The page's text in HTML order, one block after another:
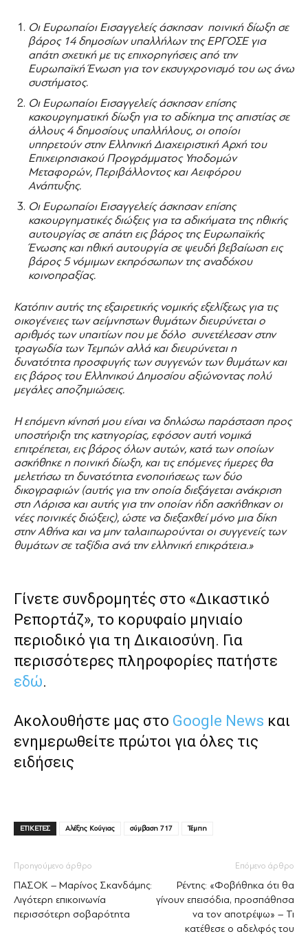
Οι Ευρωπαίοι Εισαγγελείς άσκησαν ποινική δίωξη σε
βάρος 14 δημοσίων υπαλλήλων της ΕΡΓΟΣΕ για
απάτη σχετική με τις επιχορηγήσεις από την
Ευρωπαϊκή Ένωση για τον εκσυγχρονισμό του ως άνω
συστήματος.
Οι Ευρωπαίοι Εισαγγελείς άσκησαν επίσης
κακουργηματική δίωξη για το αδίκημα της απιστίας σε
άλλους 4 δημοσίους υπαλλήλους, οι οποίοι
υπηρετούν στην Ελληνική Διαχειριστική Αρχή του
Επιχειρησιακού Προγράμματος Υποδομών
Μεταφορών, Περιβάλλοντος και Αειφόρου
Ανάπτυξης.
Οι Ευρωπαίοι Εισαγγελείς άσκησαν επίσης
κακουργηματικές διώξεις για τα αδικήματα της ηθικής
αυτουργίας σε απάτη εις βάρος της Ευρωπαϊκής
Ένωσης και ηθική αυτουργία σε ψευδή βεβαίωση εις
βάρος 5 νόμιμων εκπρόσωπων της αναδόχου
κοινοπραξίας.
Κατόπιν αυτής της εξαιρετικής νομικής εξελίξεως για τις
οικογένειες των αείμνηστων θυμάτων διευρύνεται ο
αριθμός των υπαιτίων που με δόλο συνετέλεσαν στην
τραγωδία των Τεμπών αλλά και διευρύνεται η
δυνατότητα προσφυγής των συγγενών των θυμάτων και
εις βάρος του Ελληνικού Δημοσίου αξιώνοντας πολύ
μεγάλες αποζημιώσεις.
Η επόμενη κίνησή μου είναι να δηλώσω παράσταση προς
υποστήριξη της κατηγορίας, εφόσον αυτή νομικά
επιτρέπεται, εις βάρος όλων αυτών, κατά των οποίων
ασκήθηκε η ποινική δίωξη, και τις επόμενες ήμερες θα
μελετήσω τη δυνατότητα ενοποιήσεως των δύο
δικογραφιών (αυτής για την οποία διεξάγεται ανάκριση
στη Λάρισα και αυτής για την οποίαν ήδη ασκήθηκαν οι
νέες ποινικές διώξεις), ώστε να διεξαχθεί μόνο μια δίκη
στην Αθήνα και να μην ταλαιπωρούνται οι συγγενείς των
θυμάτων σε ταξίδια ανά την ελληνική επικράτεια.»
Γίνετε συνδρομητές στο «Δικαστικό
Ρεπορτάζ», το κορυφαίο μηνιαίο
περιοδικό για τη Δικαιοσύνη. Για
περισσότερες πληροφορίες πατήστε
εδώ.
Ακολουθήστε μας στο Google News και
ενημερωθείτε πρώτοι για όλες τις
ειδήσεις
ΕΤΙΚΕΤΕΣ Αλέξης Κούγιας σύμβαση 717 Τέμπη
Προηγούμενο άρθρο
ΠΑΣΟΚ – Μαρίνος Σκανδάμης:
Λιγότερη επικοινωνία
περισσότερη σοβαρότητα
Επόμενο άρθρο
Ρέντης: «Φοβήθηκα ότι θα
γίνουν επεισόδια, προσπάθησα
να τον αποτρέψω» – Τι
κατέθεσε ο αδελφός του